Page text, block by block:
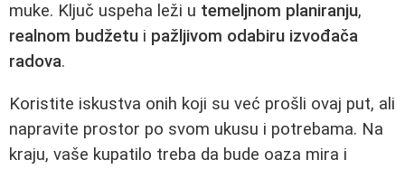
muke. Ključ uspeha leži u temeljnom planiranju,
realnom budžetu i pažljivom odabiru izvođača
radova.
Koristite iskustva onih koji su već prošli ovaj put, ali
napravite prostor po svom ukusu i potrebama. Na
kraju, vaše kupatilo treba da bude oaza mira i